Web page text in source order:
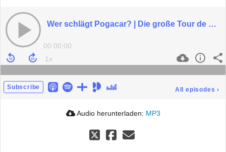
Wer schlägt Pogacar? | Die große Tour de France Preview
00:00:00
Subscribe All episodes ›
Audio herunterladen: MP3